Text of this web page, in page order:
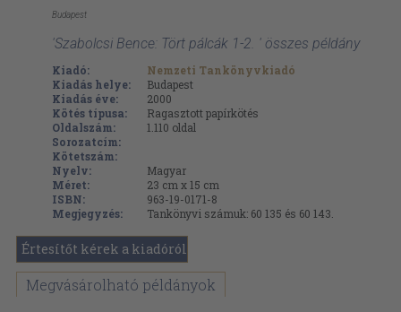
Budapest
'Szabolcsi Bence: Tört pálcák 1-2. ' összes példány
Kiadó:
Nemzeti Tankönyvkiadó
Kiadás helye:
Budapest
Kiadás éve:
2000
Kötés típusa:
Ragasztott papírkötés
Oldalszám:
1.110 oldal
Sorozatcím:
Kötetszám:
Nyelv:
Magyar
Méret:
23 cm x 15 cm
ISBN:
963-19-0171-8
Megjegyzés:
Tankönyvi számuk: 60 135 és 60 143.
Értesítőt kérek a kiadóról
Megvásárolható példányok